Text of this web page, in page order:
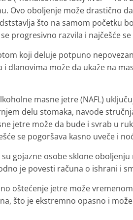
Ovo oboljenje može drastično
što na samom početku
progresivno razvila i najčešće
koji deluje potpuno
i dlanovima može da ukaže na
masne jetre (NAFL)
delu stomaka, navode
jetre može da bude i svrab u
se pogoršava kasno uveče i
gojazne osobe sklone
je povesti računa o ishrani i
oštećenje jetre može
što je ekstremno opasno i